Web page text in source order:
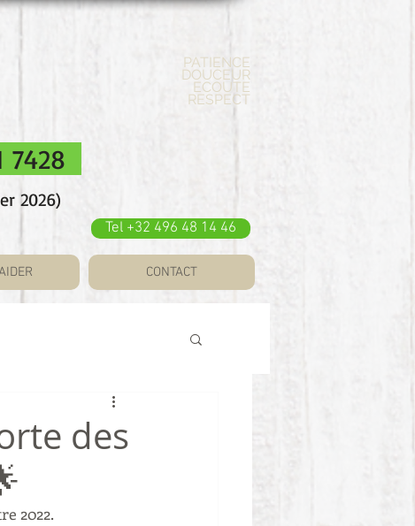
PATIENCE
DOUCEUR
ECOUTE
RESPECT
7428
2026)
Tel +32 496 48 14 46
CONTACT
des
2022.